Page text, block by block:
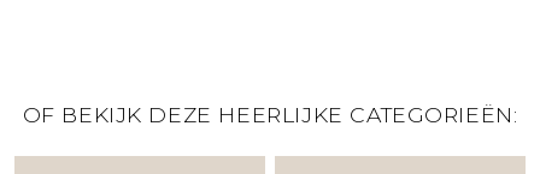
OF BEKIJK DEZE HEERLIJKE CATEGORIEËN: